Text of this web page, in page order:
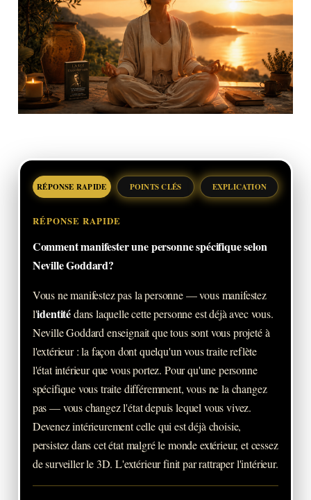
RÉPONSE RAPIDE POINTS CLÉS EXPLICATION
RÉPONSE RAPIDE
Comment manifester une personne spécifique selon
Neville Goddard?
Vous ne manifestez pas la personne — vous manifestez
l'identitédans laquelle cette personne est déjà avec vous.
Neville Goddard enseignait que tous sont vous projeté à
l'extérieur : la façon dont quelqu'un vous traite reflète
l'état intérieur que vous portez. Pour qu'une personne
spécifique vous traite différemment, vous ne la changez
pas — vous changez l'état depuis lequel vous vivez.
Devenez intérieurement celle qui est déjà choisie,
persistez dans cet état malgré le monde extérieur, et cessez
de surveiller le 3D. L'extérieur finit par rattraper l'intérieur.